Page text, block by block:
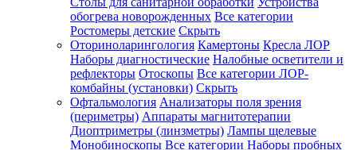
обогрева новорожденных Все категории
Ростомеры детские Скрыть
Оториноларингология Камертоны Кресла ЛОР
Наборы диагностические Налобные осветители и
рефлекторы Отоскопы Все категории ЛОР-
комбайны (установки) Скрыть
Офтальмология Анализаторы поля зрения
(периметры) Аппараты магнитотерапии
Диоптриметры (линзметры) Лампы щелевые
Монобиноскопы Все категории Наборы пробных